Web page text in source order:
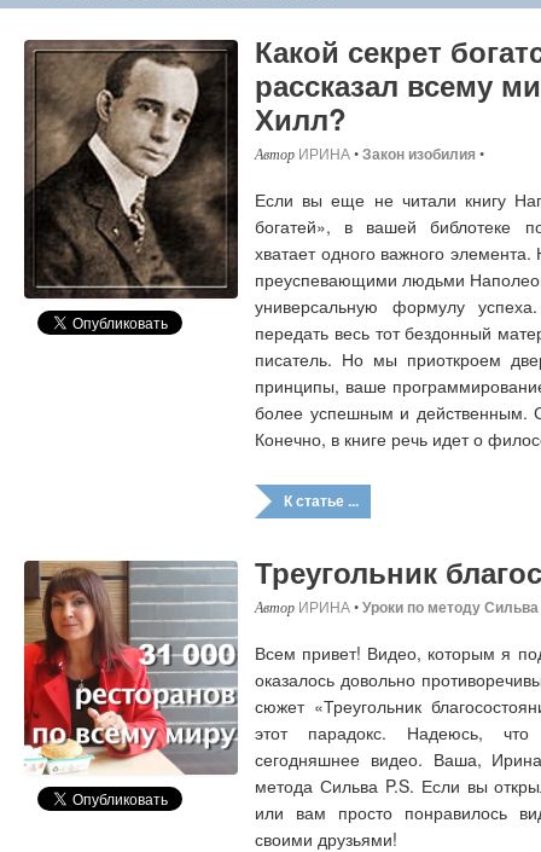
Какой секрет
рассказал всему
Хилл?
ИРИНА•Закон изобилия •
Если вы еще не читали книгу
богатей», в вашей библотеке
хватает одного важного
преуспевающими людьми
универсальную формулу
передать весь тот бездонный
писатель. Но мы приоткроем
принципы, ваше
более успешным и действенным.
Конечно, в книге речь идет о
К статье ...
Треугольник
ИРИНА•Уроки по методу Сильва
Всем привет! Видео, которым я
оказалось довольно
сюжет «Треугольник
этот парадокс. Надеюсь,
сегодняшнее видео. Ваша,
метода Сильва P.S. Если вы
или вам просто понравилось
своими друзьями!